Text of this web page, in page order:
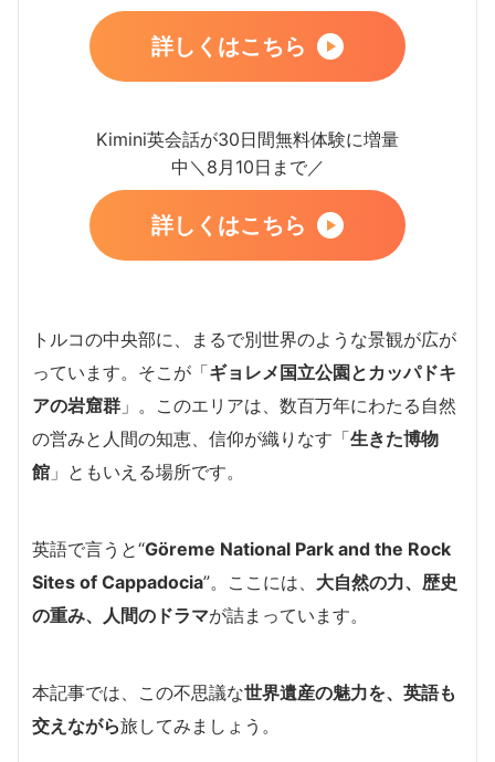
詳しくはこちら
Kimini英会話が30日間無料体験に増量
中＼8月10日まで／
詳しくはこちら
トルコの中央部に、まるで別世界のような景観が広が
っています。そこが「ギョレメ国立公園とカッパドキ
アの岩窟群 」。このエリアは、数百万年にわたる自然
の営みと人間の知恵、信仰が織りなす「生きた博物
館 」ともいえる場所です。
英語で言うと“Göreme National Park and the Rock
Sites of Cappadocia”。ここには、 大自然の力、歴史
の重み、人間のドラマが詰まっています。
本記事では、この不思議な世界遺産の魅力を、英語も
交えながら旅してみましょう。